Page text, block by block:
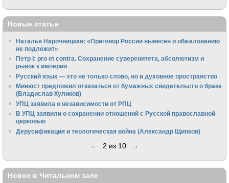
Новые статьи
Наталья Нарочницкая: «Приговор России вынесен и обжалованию
не подлежит»
Петр I: pro et contra. Сохранение суверенитета, абсолютизм и
рывок к империи
Русский язык — это не только слово, но и духовное пространство
Минюст предложил отказаться от бумажных свидетельств о браке
(Владислав Куликов)
УПЦ заявила о независимости от РПЦ
В УПЦ заявили о сохранении отношений с Русской православной
церковью
Дерусификация и теологическая война (Александр Щипков)
← 2 из 10 →
Новое в Читальном зале